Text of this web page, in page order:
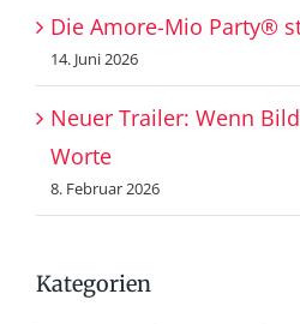
Die Amore-Mio Party®
14. Juni 2026
Neuer Trailer: Wenn
Worte
8. Februar 2026
Kategorien